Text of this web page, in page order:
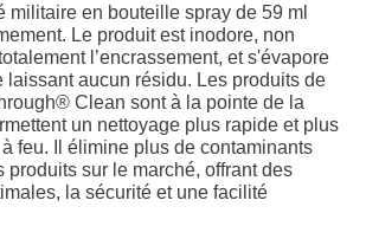
militaire en bouteille spray de 59 ml
Le produitest inodore, non
l’encrassement, et s'évapore
laissant aucun résidu. Les produits de
Clean sont à la pointe de la
un nettoyage plus rapide et plus
feu. Il élimine plus de contaminants
produits sur le marché, offrant des
la sécurité et une facilité